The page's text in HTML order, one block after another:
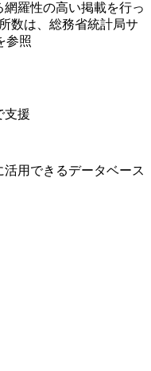
網羅性の高い掲載を行っ
数は、総務省統計局サ
参照
支援
用できるデータベース